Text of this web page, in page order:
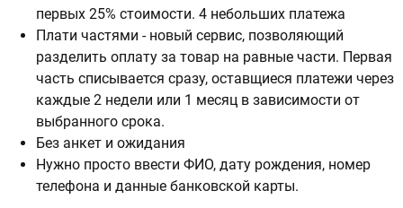
первых 25% стоимости. 4 небольших платежа
Плати частями - новый сервис, позволяющий
разделить оплату за товар на равные части. Первая
часть списывается сразу, оставщиеся платежи через
каждые 2 недели или 1 месяц в зависимости от
выбранного срока.
Без анкет и ожидания
Нужно просто ввести ФИО, дату рождения, номер
телефона и данные банковской карты.